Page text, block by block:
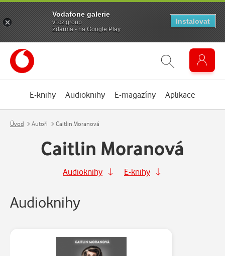
E-knihy Audioknihy E-magazíny Aplikace
Úvod Autoři Caitlin Moranová
Caitlin Moranová
Audioknihy E-knihy
Audioknihy
Vodafone galerie
vf.cz.group
Zdarma - na Google Play
Instalovat